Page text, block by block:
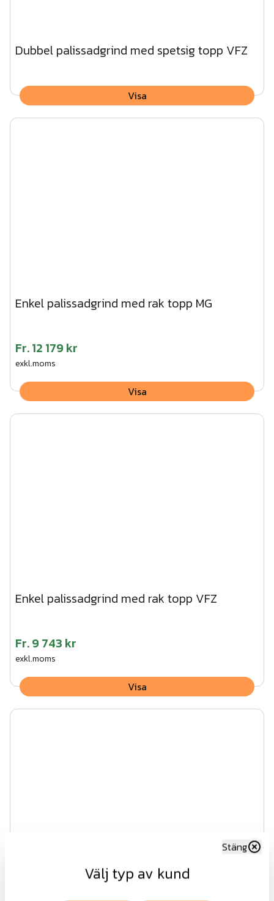
Dubbel palissadgrind med spetsig topp VFZ
Visa
Enkel palissadgrind med rak topp MG
Fr.12 179 kr
exkl.moms
Visa
Enkel palissadgrind med rak topp VFZ
Fr.9 743 kr
exkl.moms
Visa
Välj typ av kund
Stäng